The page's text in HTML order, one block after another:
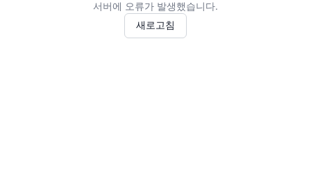
서버에 오류가 발생했습니다.
새로고침